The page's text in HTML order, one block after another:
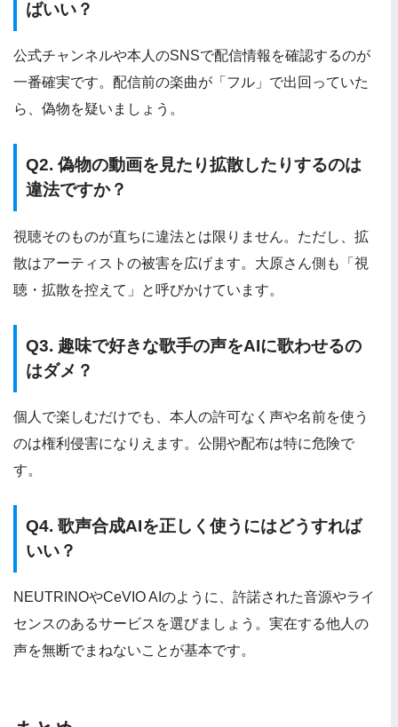
ばいい？
公式チャンネルや本人のSNSで配信情報を確認するのが
一番確実です。配信前の楽曲が「フル」で出回っていた
ら、偽物を疑いましょう。
Q2. 偽物の動画を見たり拡散したりするのは
違法ですか？
視聴そのものが直ちに違法とは限りません。ただし、拡
散はアーティストの被害を広げます。大原さん側も「視
聴・拡散を控えて」と呼びかけています。
Q3. 趣味で好きな歌手の声をAIに歌わせるの
はダメ？
個人で楽しむだけでも、本人の許可なく声や名前を使う
のは権利侵害になりえます。公開や配布は特に危険で
す。
Q4. 歌声合成AIを正しく使うにはどうすれば
いい？
NEUTRINOやCeVIO AIのように、許諾された音源やライ
センスのあるサービスを選びましょう。実在する他人の
声を無断でまねないことが基本です。